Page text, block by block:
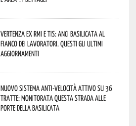
Vertenza ex RMI e TIS: ANCI Basilicata al
fianco dei lavoratori. Questi gli ultimi
aggiornamenti
Nuovo sistema anti-velocità attivo su 36
tratte: monitorata questa strada alle
porte della Basilicata